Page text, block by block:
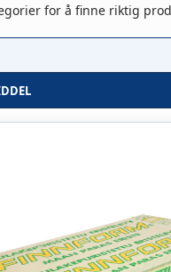
for å finne riktig